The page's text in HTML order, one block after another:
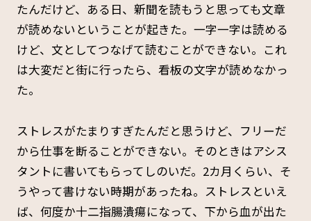
たんだけど、ある日、新聞を読もうと思っても文章
が読めないということが起きた。一字一字は読める
けど、文としてつなげて読むことができない。これ
は大変だと街に行ったら、看板の文字が読めなかっ
た。
ストレスがたまりすぎたんだと思うけど、フリーだ
から仕事を断ることができない。そのときはアシス
タントに書いてもらってしのいだ。2カ月くらい、そ
うやって書けない時期があったね。ストレスといえ
ば、何度か十二指腸潰瘍になって、下から血が出た